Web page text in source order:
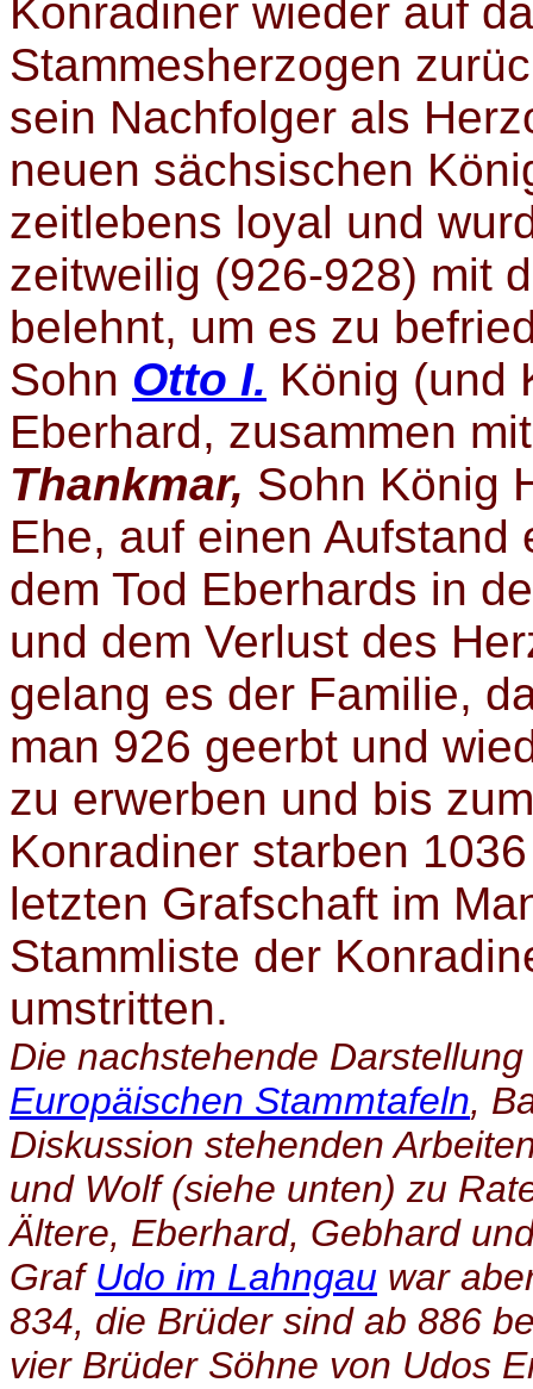
Konradiner wieder auf
Stammesherzogen
sein Nachfolger als
neuen sächsischen
zeitlebens loyal und
zeitweilig (926-928) mit
belehnt, um es zu
Sohn Otto I. König (und
Eberhard, zusammen
Thankmar, Sohn König
Ehe, auf einen
dem Tod Eberhards in
und dem Verlust des
gelang es der Familie,
man 926 geerbt und
zu erwerben und bis
Konradiner starben
letzten Grafschaft im
Stammliste der
umstritten.
Die nachstehende
Europäischen Stammtafeln,
Diskussion stehenden
und Wolf (siehe unten) zu
Ältere, Eberhard, Gebhard
Graf Udo im Lahngau war
834, die Brüder sind ab 886
vier Brüder Söhne von Udos